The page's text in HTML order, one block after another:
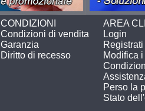
CONDIZIONI
Condizioni di vendita
Garanzia
Diritto di recesso
AREA
Login
Registrati
Modifica
Perso la
Stato